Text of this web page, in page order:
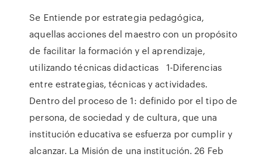
Se Entiende por estrategia pedagógica,
aquellas acciones del maestro con un propósito
de facilitar la formación y el aprendizaje,
utilizando técnicas didacticas 1-Diferencias
entre estrategias, técnicas y actividades.
Dentro del proceso de 1: definido por el tipo de
persona, de sociedad y de cultura, que una
institución educativa se esfuerza por cumplir y
alcanzar. La Misión de una institución. 26 Feb